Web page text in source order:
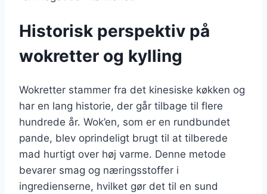
Historisk perspektiv på
wokretter og kylling
Wokretter stammer fra det kinesiske køkken og
har en lang historie, der går tilbage til flere
hundrede år. Wok’en, som er en rundbundet
pande, blev oprindeligt brugt til at tilberede
mad hurtigt over høj varme. Denne metode
bevarer smag og næringsstoffer i
ingredienserne, hvilket gør det til en sund